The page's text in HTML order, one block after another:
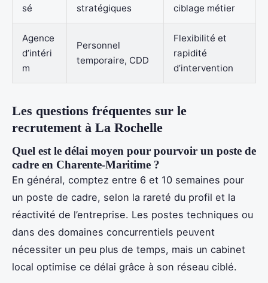
sé
stratégiques
ciblage métier
Agence
d’intéri
m
Personnel
temporaire, CDD
Flexibilité et
rapidité
d’intervention
Les questions fréquentes sur le
recrutement à La Rochelle
Quel est le délai moyen pour pourvoir un poste de
cadre en Charente-Maritime ?
En général, comptez entre 6 et 10 semaines pour
un poste de cadre, selon la rareté du profil et la
réactivité de l’entreprise. Les postes techniques ou
dans des domaines concurrentiels peuvent
nécessiter un peu plus de temps, mais un cabinet
local optimise ce délai grâce à son réseau ciblé.